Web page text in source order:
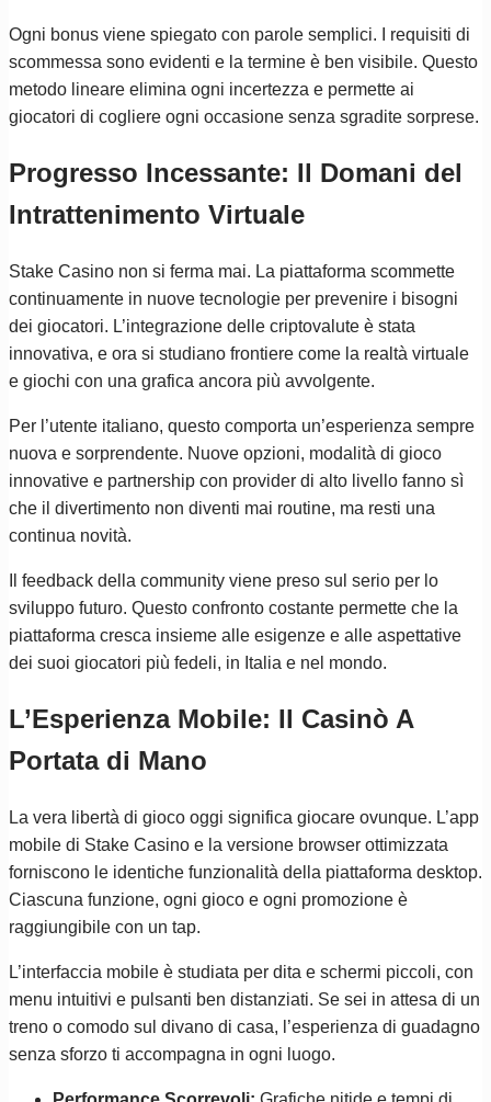
Ogni bonus viene spiegato con parole semplici. I requisiti di
scommessa sono evidenti e la termine è ben visibile. Questo
metodo lineare elimina ogni incertezza e permette ai
giocatori di cogliere ogni occasione senza sgradite sorprese.
Progresso Incessante: Il Domani del
Intrattenimento Virtuale
Stake Casino non si ferma mai. La piattaforma scommette
continuamente in nuove tecnologie per prevenire i bisogni
dei giocatori. L’integrazione delle criptovalute è stata
innovativa, e ora si studiano frontiere come la realtà virtuale
e giochi con una grafica ancora più avvolgente.
Per l’utente italiano, questo comporta un’esperienza sempre
nuova e sorprendente. Nuove opzioni, modalità di gioco
innovative e partnership con provider di alto livello fanno sì
che il divertimento non diventi mai routine, ma resti una
continua novità.
Il feedback della community viene preso sul serio per lo
sviluppo futuro. Questo confronto costante permette che la
piattaforma cresca insieme alle esigenze e alle aspettative
dei suoi giocatori più fedeli, in Italia e nel mondo.
L’Esperienza Mobile: Il Casinò A
Portata di Mano
La vera libertà di gioco oggi significa giocare ovunque. L’app
mobile di Stake Casino e la versione browser ottimizzata
forniscono le identiche funzionalità della piattaforma desktop.
Ciascuna funzione, ogni gioco e ogni promozione è
raggiungibile con un tap.
L’interfaccia mobile è studiata per dita e schermi piccoli, con
menu intuitivi e pulsanti ben distanziati. Se sei in attesa di un
treno o comodo sul divano di casa, l’esperienza di guadagno
senza sforzo ti accompagna in ogni luogo.